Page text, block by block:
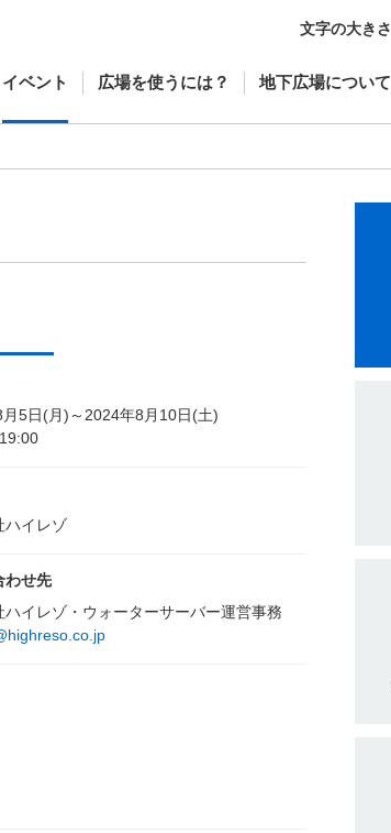
文字の大きさ
イベント 広場を使うには？ 地下広場について
5日(月)～2024年8月10日(土)
ハイレゾ
わせ先
ハイレゾ・ウォーターサーバー運営事務